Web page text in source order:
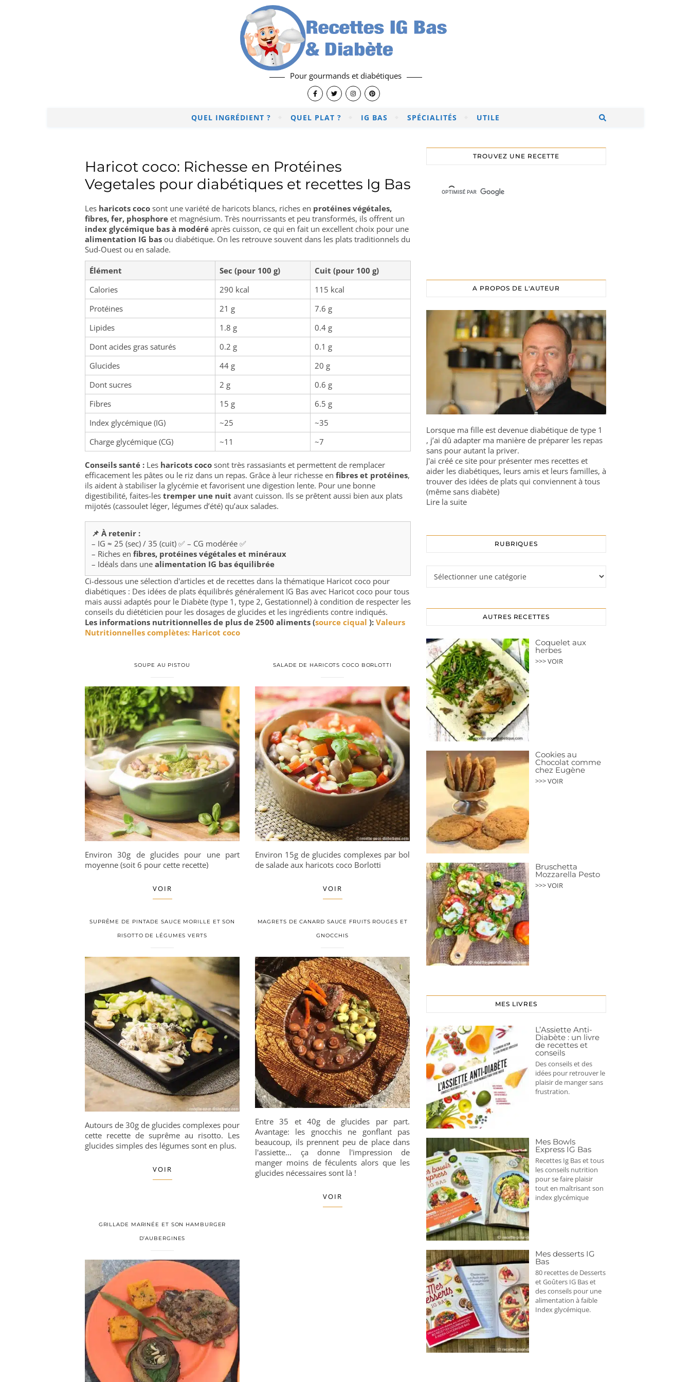
Pour gourmands et diabétiques
QUEL INGRÉDIENT ? QUEL PLAT ? IG BAS SPÉCIALITÉS UTILE
Haricot coco: Richesse en Protéines
Vegetales pour diabétiques et recettes Ig Bas
Les haricots coco sont une variété de haricots blancs, riches en protéines végétales,
fibres, fer, phosphore et magnésium. Très nourrissants et peu transformés, ils offrent un
index glycémique bas à modéré après cuisson, ce qui en fait un excellent choix pour une
alimentation IG bas ou diabétique. On les retrouve souvent dans les plats traditionnels du
Sud-Ouest ou en salade.
Élément Sec (pour 100 g)
Cuit (pour 100 g)
Calories
290 kcal
115 kcal
Protéines
21 g
7.6 g
Lipides
1.8 g
0.4 g
Dont acides gras saturés
0.2 g
0.1 g
Glucides
44 g
20 g
Dont sucres
2 g
0.6 g
Fibres
15 g
6.5 g
Index glycémique (IG)
~25
~35
Charge glycémique (CG)
~11 ~7
Conseils santé : Les haricots coco sont très rassasiants et permettent de remplacer
efficacement les pâtes ou le riz dans un repas. Grâce à leur richesse en fibres et protéines,
ils aident à stabiliser la glycémie et favorisent une digestion lente. Pour une bonne
digestibilité, faites-les tremper une nuit avant cuisson. Ils se prêtent aussi bien aux plats
mijotés (cassoulet léger, légumes d’été) qu’aux salades.
📌 À retenir :
– IG ≈ 25 (sec) / 35 (cuit) ✅ – CG modérée ✅
– Riches en fibres, protéines végétales et minéraux
– Idéals dans une alimentation IG bas équilibrée
Ci-dessous une sélection d'articles et de recettes dans la thématique Haricot coco pour
diabétiques : Des idées de plats équilibrés généralement IG Bas avec Haricot coco pour tous
mais aussi adaptés pour le Diabète (type 1, type 2, Gestationnel) à condition de respecter les
conseils du diététicien pour les dosages de glucides et les ingrédients contre indiqués.
Les informations nutritionnelles de plus de 2500 aliments (source ciqual ): Valeurs
Nutritionnelles complètes: Haricot coco
SOUPE AU PISTOU
Environ 30g de glucides pour une part
moyenne (soit 6 pour cette recette)
VOIR
SALADE DE HARICOTS COCO BORLOTTI
Environ 15g de glucides complexes par bol
de salade aux haricots coco Borlotti
VOIR
SUPRÊME DE PINTADE SAUCE MORILLE ET SON
RISOTTO DE LÉGUMES VERTS
Autours de 30g de glucides complexes pour
cette recette de suprême au risotto. Les
glucides simples des légumes sont en plus.
VOIR
MAGRETS DE CANARD SAUCE FRUITS ROUGES ET
GNOCCHIS
Entre 35 et 40g de glucides par part.
Avantage: les gnocchis ne gonflant pas
beaucoup, ils prennent peu de place dans
l'assiette... ça donne l'impression de
manger moins de féculents alors que les
glucides nécessaires sont là !
VOIR
GRILLADE MARINÉE ET SON HAMBURGER
D’AUBERGINES
TROUVEZ UNE RECETTE
A PROPOS DE L'AUTEUR
Lorsque ma fille est devenue diabétique de type 1
, j’ai dû adapter ma manière de préparer les repas
sans pour autant la priver.
J'ai créé ce site pour présenter mes recettes et
aider les diabétiques, leurs amis et leurs familles, à
trouver des idées de plats qui conviennent à tous
(même sans diabète)
Lire la suite
RUBRIQUES
AUTRES RECETTES
Coquelet aux
herbes
>>> VOIR
Cookies au
Chocolat comme
chez Eugène
>>> VOIR
Bruschetta
Mozzarella Pesto
>>> VOIR
MES LIVRES
L’Assiette Anti-
Diabète : un livre
de recettes et
conseils
Des conseils et des
idées pour retrouver le
plaisir de manger sans
frustration.
Mes Bowls
Express IG Bas
Recettes Ig Bas et tous
les conseils nutrition
pour se faire plaisir
tout en maîtrisant son
index glycémique
Mes desserts IG
Bas
80 recettes de Desserts
et Goûters IG Bas et
des conseils pour une
alimentation à faible
Index glycémique.